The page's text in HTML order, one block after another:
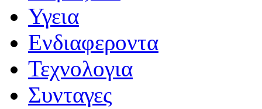
Υγεια
Ενδιαφεροντα
Τεχνολογια
Συνταγες